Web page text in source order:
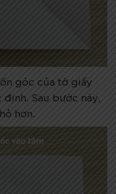
góc của tờ giấy
Sau bước này,
hơn.